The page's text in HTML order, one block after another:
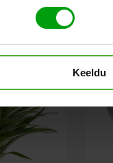
Keeldu